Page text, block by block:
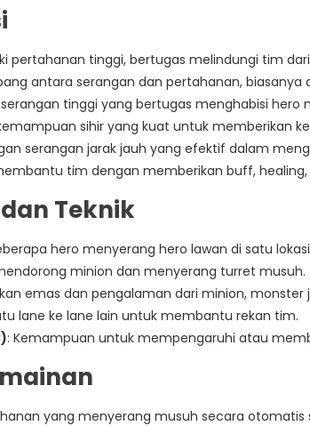
pertahanan tinggi, bertugas melindungi tim
antara serangan dan pertahanan, biasanya
serangan tinggi yang bertugas menghabisi hero
sihir yang kuat untuk memberikan
serangan jarak jauh yang efektif dalam
tim dengan memberikan buff,
Teknik
hero menyerang hero lawan di satu
minion dan menyerang turret musuh.
emas dan pengalaman dari minion, monster
lane ke lane lain untuk membantu rekan tim.
: Kemampuan untuk mempengaruhi atau
yang menyerang musuh secara otomatis